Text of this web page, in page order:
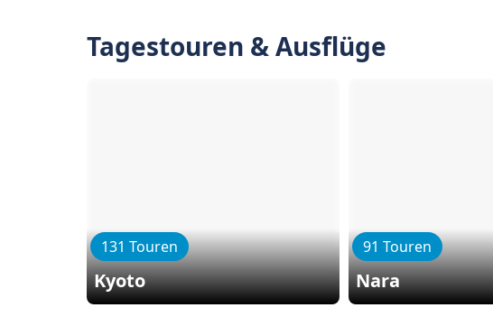
Tagestouren & Ausflüge
131 Touren
Kyoto
91 Touren
Nara